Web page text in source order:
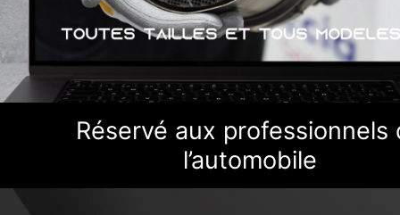
Découvrir Demandez votre Devis
nous sommes le spécialiste du Code P20E8 chez PSA
Découvrir Demandez votre Devis
Réservé aux professionnels
l’automobile